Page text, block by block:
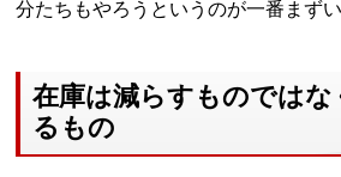
分たちもやろうというのが一番まず
在庫は減らすものではな
るもの